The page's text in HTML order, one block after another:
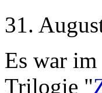
31.
Es war
Trilogie "